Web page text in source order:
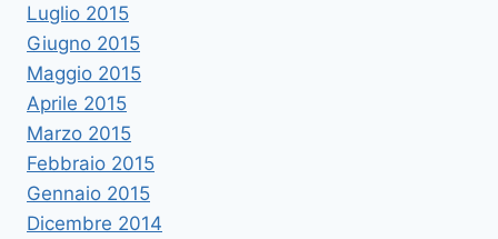
Luglio 2015
Giugno 2015
Maggio 2015
Aprile 2015
Marzo 2015
Febbraio 2015
Gennaio 2015
Dicembre 2014